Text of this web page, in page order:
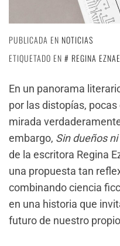
PUBLICADA EN NOTICIAS
ETIQUETADO EN
REGINA
En un panorama
por las distopías,
mirada
embargo, Sin dueños
de la escritora Regina
una propuesta tan
combinando ciencia
en una historia que
futuro de nuestro